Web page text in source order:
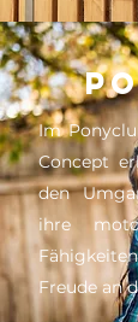
Im
Concept
den
ihre
Freude an